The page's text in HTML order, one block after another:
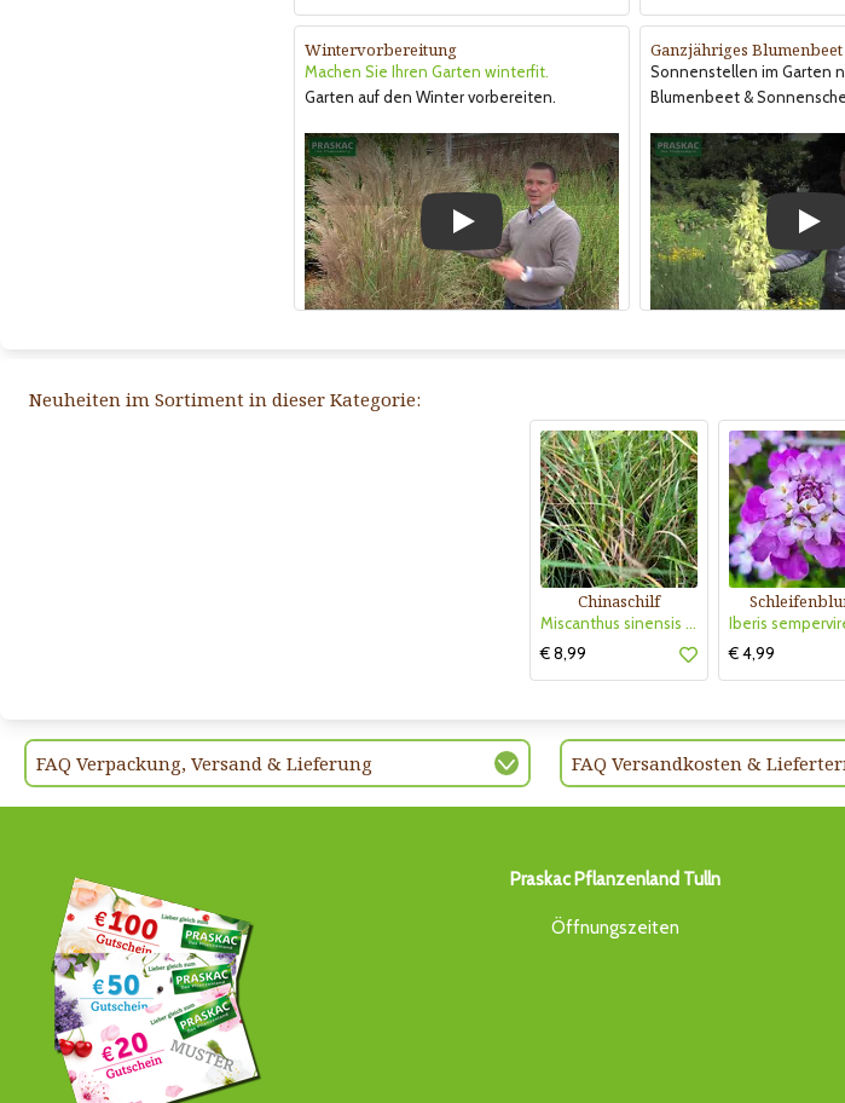
Wintervorbereitung
Machen Sie Ihren Garten winterfit.
Garten auf den Winter vorbereiten.
Play
Ganzjähriges Blumenbeet
Sonnenstellen im Garten
Blumenbeet &
Play
Neuheiten im Sortiment in dieser Kategorie:
Chinaschilf
Miscanthus sinensis 'Strictus Dwarf'
€ 8,99
€ 4,99
FAQ Verpackung, Versand & Lieferung FAQ Versandkosten &
Praskac Pflanzenland Tulln
Öffnungszeiten